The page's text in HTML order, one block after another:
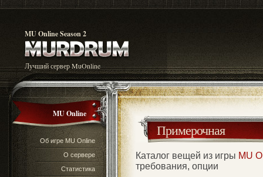
MU Online Season 2
Лучший сервер MuOnline
MU Online
Об игре MU Online
О сервере
Статистика
Примерочная
Каталог вещей из игры MU
требования, опции